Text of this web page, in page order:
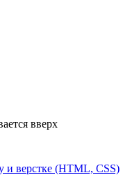
вверх
и верстке (HTML, CSS)